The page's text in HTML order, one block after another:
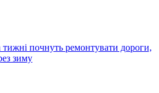
тижні почнуть ремонтувати дороги,
зиму